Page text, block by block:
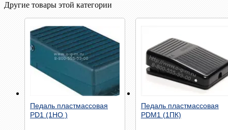
Другие товары этой категории
Быстрый просмотр
Педаль пластмассовая
PD1 (1НО )
Быстрый просмотр
Педаль пластмассовая
PDM1 (1ПК)